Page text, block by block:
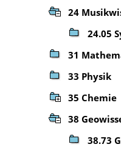
24
24.05
31
33 Physik
35 Chemie
38
38.73